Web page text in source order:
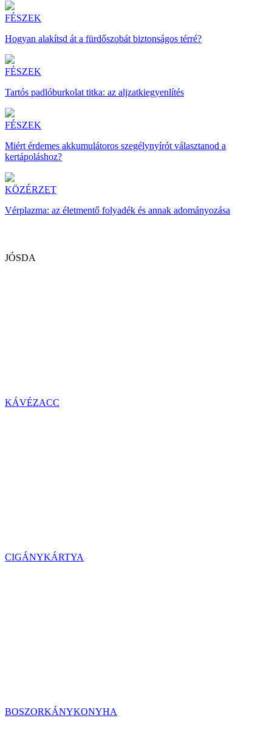
FÉSZEK
Hogyan alakítsd át a fürdőszobát biztonságos térré?
FÉSZEK
Tartós padlóburkolat titka: az aljzatkiegyenlítés
FÉSZEK
Miért érdemes akkumulátoros szegélynyírót választanod a
kertápoláshoz?
KÖZÉRZET
Vérplazma: az életmentő folyadék és annak adományozása
JÓSDA
KÁVÉZACC
CIGÁNYKÁRTYA
BOSZORKÁNYKONYHA